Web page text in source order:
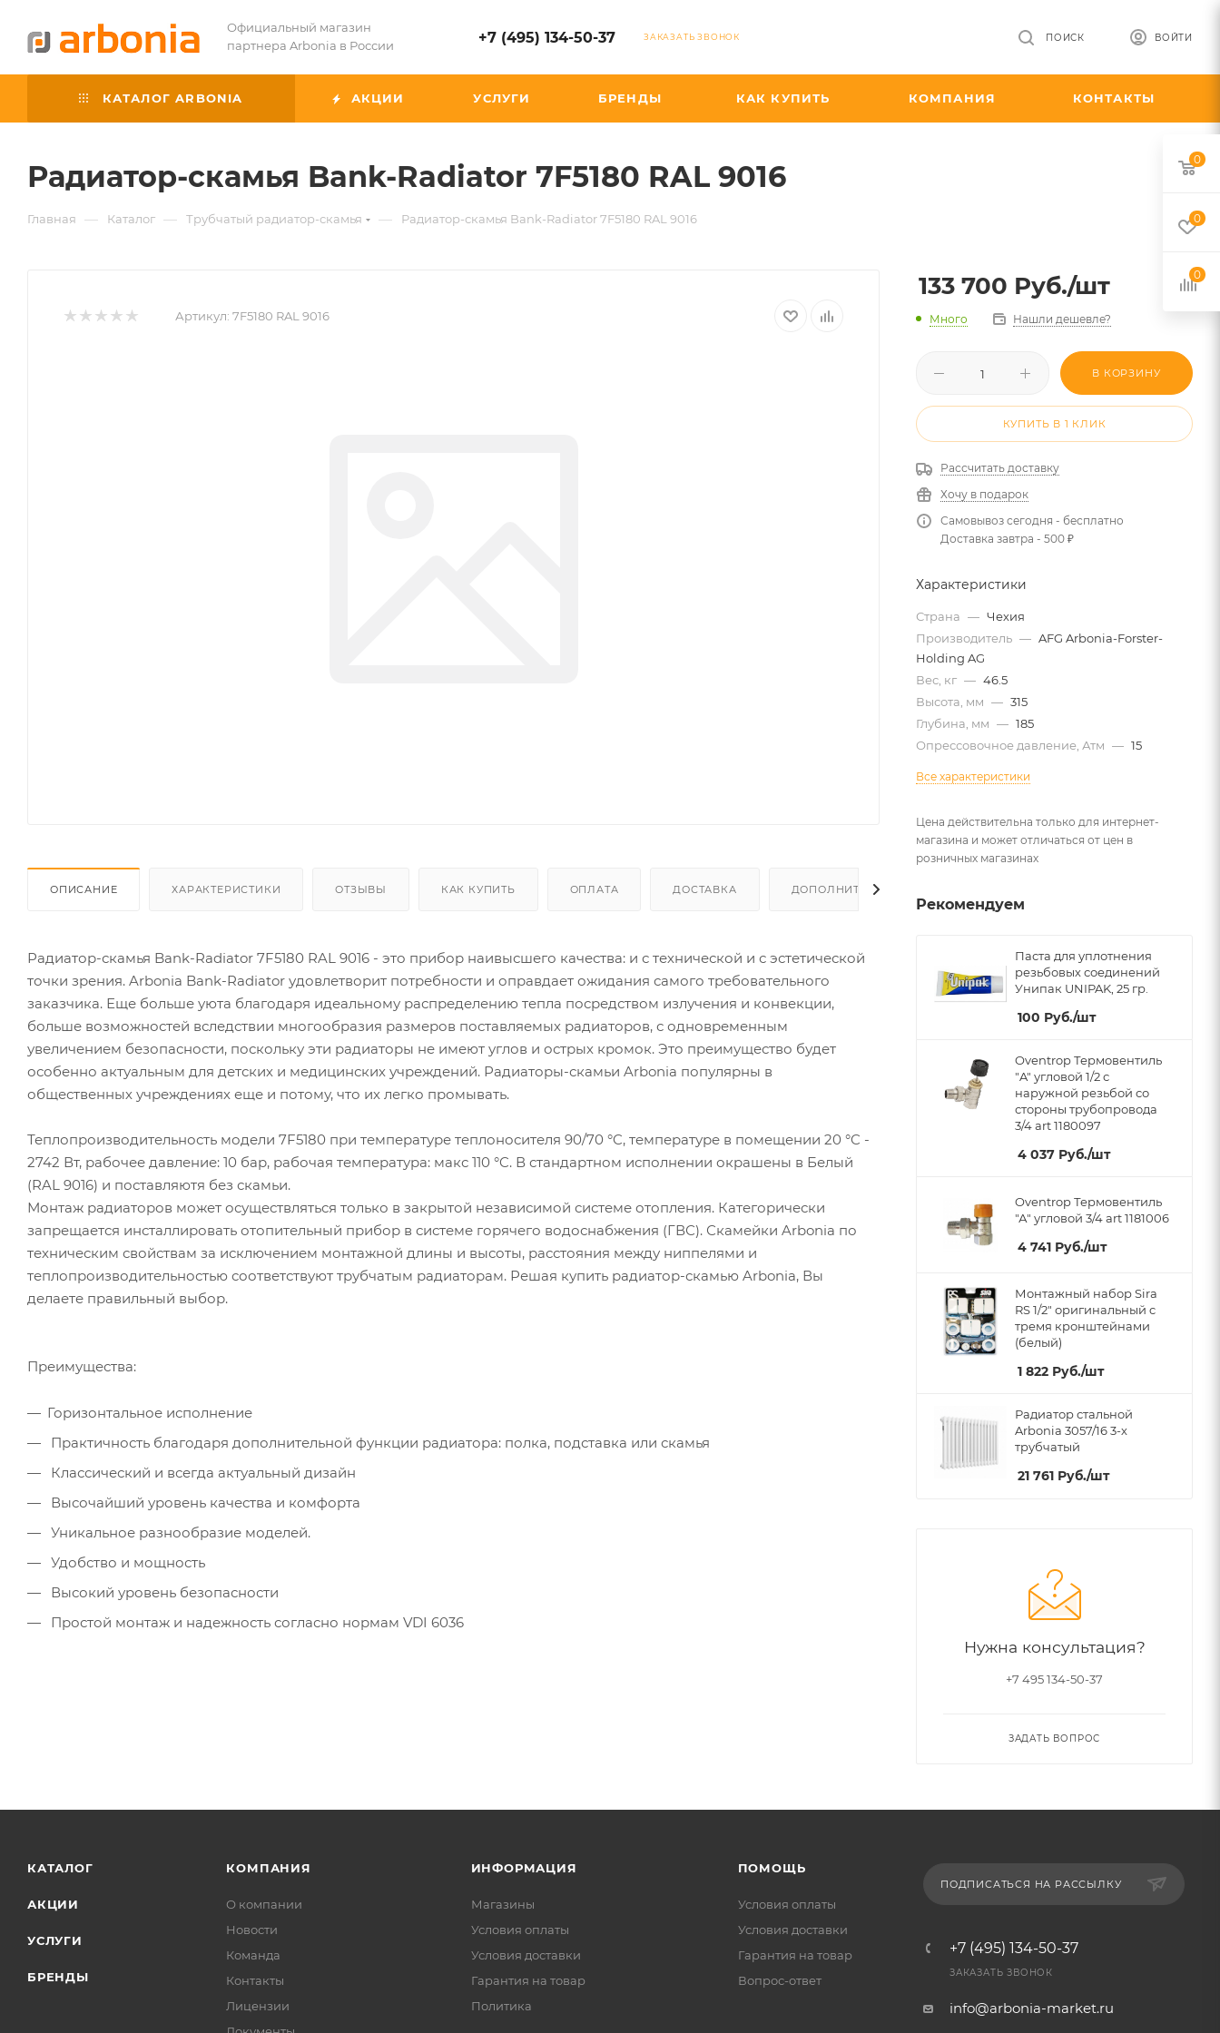
Официальный магазин
партнера Arbonia в России
+7 (495) 134-50-37 ЗАКАЗАТЬ ЗВОНОК ВОЙТИ
ПОИСК
КАТАЛОГ ARBONIA АКЦИИ УСЛУГИ БРЕНДЫ КАК КУПИТЬ КОМПАНИЯ КОНТАКТЫ
Радиатор-скамья Bank-Radiator 7F5180 RAL 9016
Главная — Каталог — Трубчатый радиатор-скамья — Радиатор-скамья Bank-Radiator 7F5180 RAL 9016
Артикул: 7F5180 RAL 9016
ОПИСАНИЕ ХАРАКТЕРИСТИКИ ОТЗЫВЫ КАК КУПИТЬ ОПЛАТА ДОСТАВКА ДОПОЛНИТЕЛЬНО
Радиатор-скамья Bank-Radiator 7F5180 RAL 9016 - это прибор наивысшего качества: и с технической и с эстетической
точки зрения. Arbonia Bank-Radiator удовлетворит потребности и оправдает ожидания самого требовательного
заказчика. Еще больше уюта благодаря идеальному распределению тепла посредством излучения и конвекции,
больше возможностей вследствии многообразия размеров поставляемых радиаторов, с одновременным
увеличением безопасности, поскольку эти радиаторы не имеют углов и острых кромок. Это преимущество будет
особенно актуальным для детских и медицинских учреждений. Радиаторы-скамьи Arbonia популярны в
общественных учреждениях еще и потому, что их легко промывать.
Теплопроизводительность модели 7F5180 при температуре теплоносителя 90/70 °C, температуре в помещении 20 °C -
2742 Вт, рабочее давление: 10 бар, рабочая температура: макс 110 °C. В стандартном исполнении окрашены в Белый
(RAL 9016) и поставляютя без скамьи.
Монтаж радиаторов может осуществляться только в закрытой независимой системе отопления. Категорически
запрещается инсталлировать отопительный прибор в системе горячего водоснабжения (ГВС). Скамейки Arbonia по
техническим свойствам за исключением монтажной длины и высоты, расстояния между ниппелями и
теплопроизводительностью соответствуют трубчатым радиаторам. Решая купить радиатор-скамью Arbonia, Вы
делаете правильный выбор.
Преимущества:
Горизонтальное исполнение
Практичность благодаря дополнительной функции радиатора: полка, подставка или скамья
Классический и всегда актуальный дизайн
Высочайший уровень качества и комфорта
Уникальное разнообразие моделей.
Удобство и мощность
Высокий уровень безопасности
Простой монтаж и надежность согласно нормам VDI 6036
133 700 Руб./шт
Много Нашли дешевле?
В КОРЗИНУ
КУПИТЬ В 1 КЛИК
Рассчитать доставку
Хочу в подарок
Самовывоз сегодня - бесплатно
Доставка завтра - 500 ₽
Характеристики
Страна — Чехия
Производитель — AFG Arbonia-Forster-
Holding AG
Вес, кг — 46.5
Высота, мм — 315
Глубина, мм — 185
Опрессовочное давление, Атм — 15
Все характеристики
Цена действительна только для интернет-
магазина и может отличаться от цен в
розничных магазинах
Рекомендуем
Паста для уплотнения
резьбовых соединений
Унипак UNIPAK, 25 гр.
100 Руб./шт
Oventrop Термовентиль
"A" угловой 1/2 с
наружной резьбой со
стороны трубопровода
3/4 art 1180097
4 037 Руб./шт
Oventrop Термовентиль
"А" угловой 3/4 art 1181006
4 741 Руб./шт
Монтажный набор Sira
RS 1/2" оригинальный c
тремя кронштейнами
(белый)
1 822 Руб./шт
Радиатор стальной
Arbonia 3057/16 3-х
трубчатый
21 761 Руб./шт
Нужна консультация?
+7 495 134-50-37
ЗАДАТЬ ВОПРОС
КАТАЛОГ
АКЦИИ
УСЛУГИ
БРЕНДЫ
КОМПАНИЯ
О компании
Новости
Команда
Контакты
Лицензии
ИНФОРМАЦИЯ
Магазины
Условия оплаты
Условия доставки
Гарантия на товар
Политика
ПОМОЩЬ
Условия оплаты
Условия доставки
Гарантия на товар
Вопрос-ответ
ПОДПИСАТЬСЯ НА РАССЫЛКУ
+7 (495) 134-50-37
ЗАКАЗАТЬ ЗВОНОК
info@arbonia-market.ru
0
0
0